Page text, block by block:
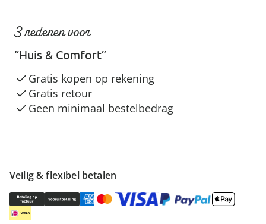
Veilig & flexibel betalen
3 redenen voor
“Huis & Comfort”
Gratis kopen op rekening
Gratis retour
Geen minimaal bestelbedrag